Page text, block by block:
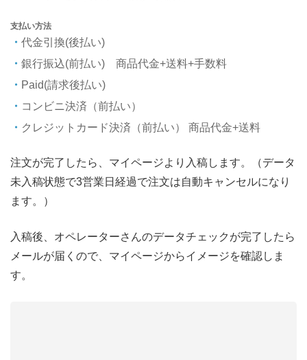
支払い方法
代金引換(後払い)
銀行振込(前払い) 商品代金+送料+手数料
Paid(請求後払い)
コンビニ決済（前払い）
クレジットカード決済（前払い） 商品代金+送料
注文が完了したら、マイページより入稿します。（データ
未入稿状態で3営業日経過で注文は自動キャンセルになり
ます。）
入稿後、オペレーターさんのデータチェックが完了したら
メールが届くので、マイページからイメージを確認しま
す。